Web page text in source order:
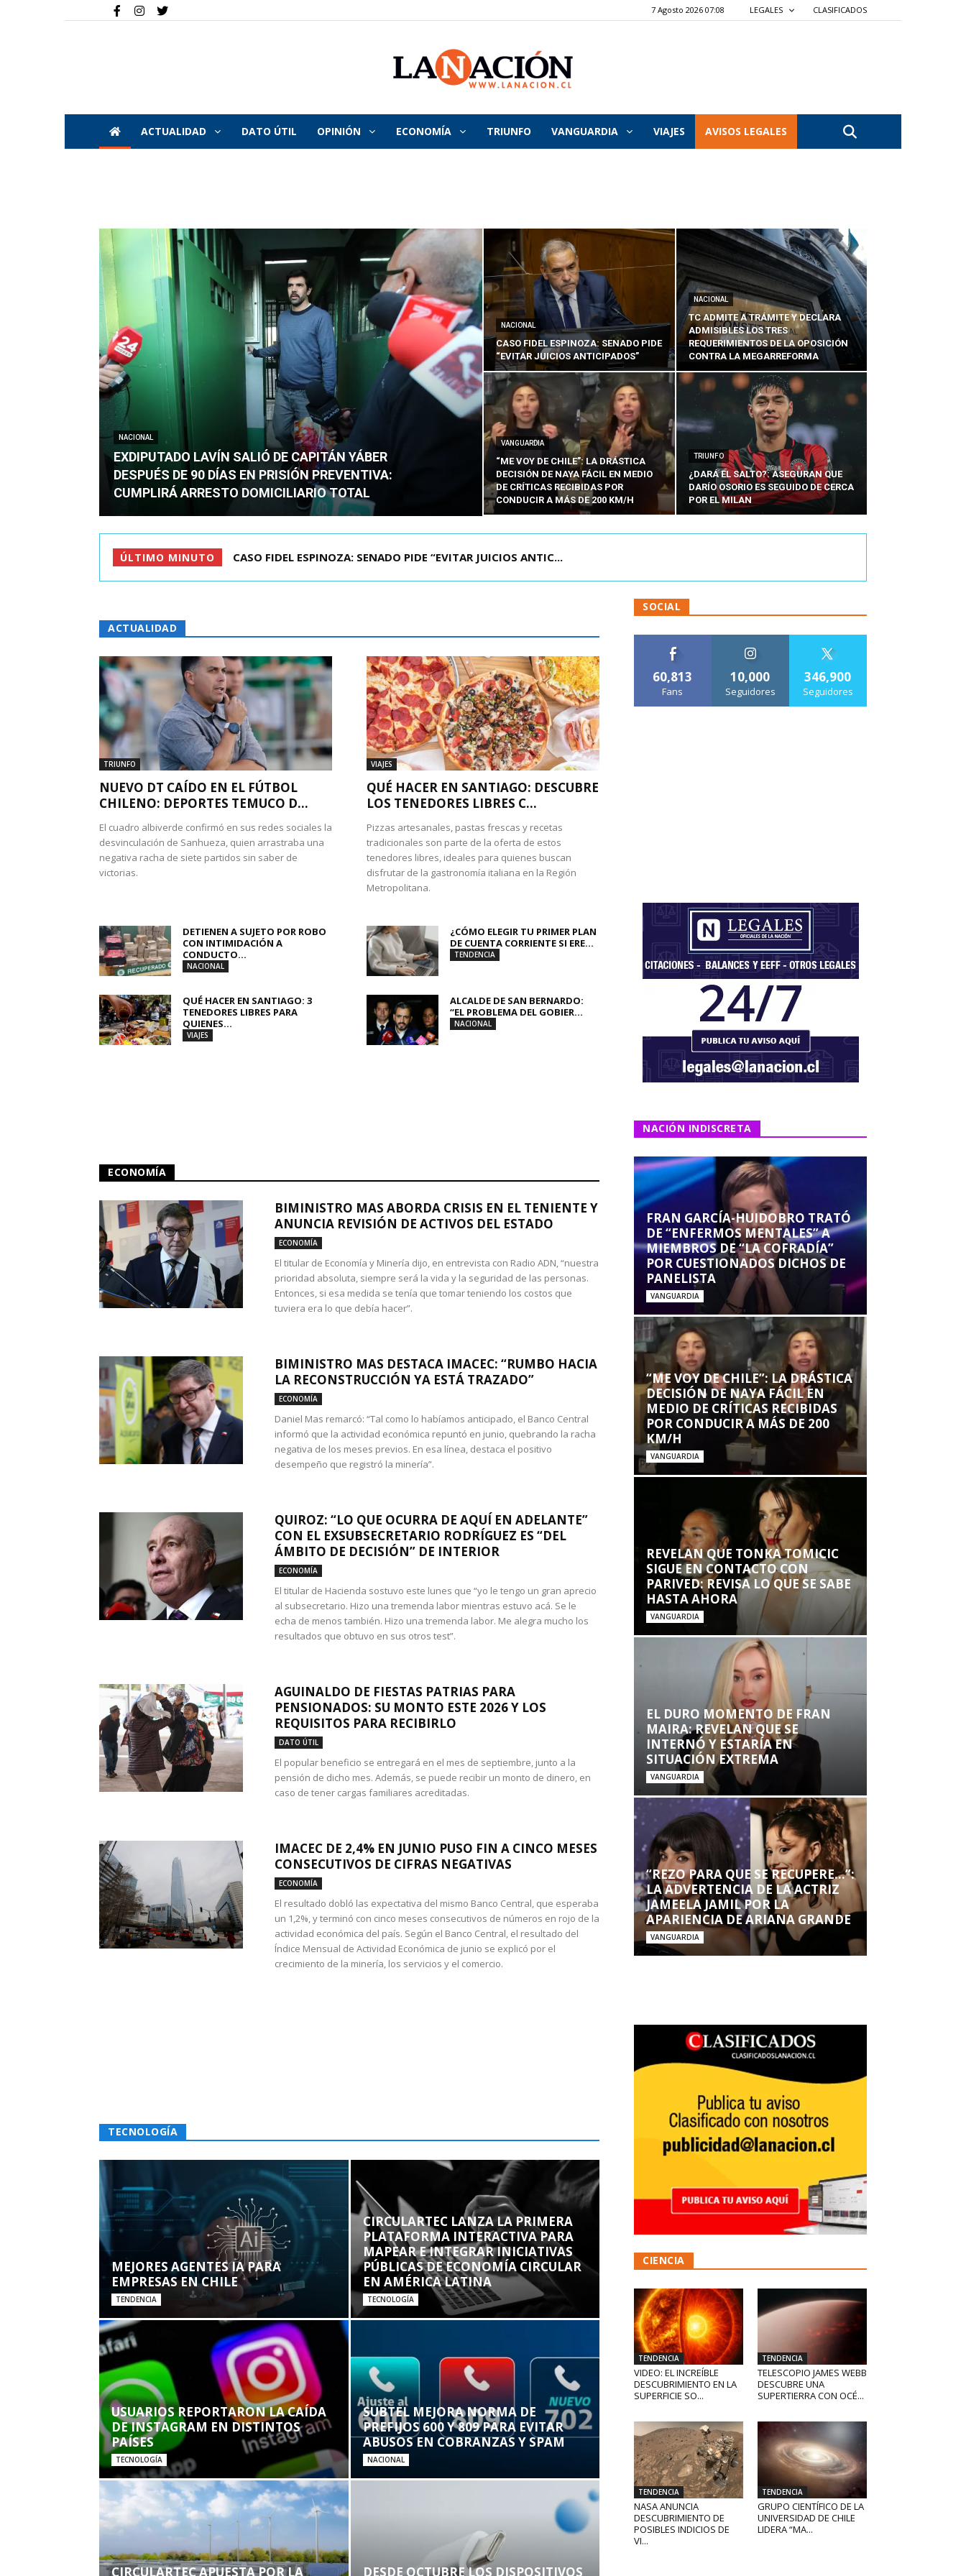
7 Agosto 2026 07:08 LEGALES CLASIFICADOS
La
Nación
ACTUALIDAD DATO ÚTIL OPINIÓN ECONOMÍA TRIUNFO VANGUARDIA VIAJES AVISOS LEGALES
NACIONAL
EXDIPUTADO LAVÍN SALIÓ DE CAPITÁN YÁBER
DESPUÉS DE 90 DÍAS EN PRISIÓN PREVENTIVA:
CUMPLIRÁ ARRESTO DOMICILIARIO TOTAL
NACIONAL
CASO FIDEL ESPINOZA: SENADO PIDE
“EVITAR JUICIOS ANTICIPADOS”
NACIONAL
TC ADMITE A TRÁMITE Y DECLARA
ADMISIBLES LOS TRES
REQUERIMIENTOS DE LA OPOSICIÓN
CONTRA LA MEGARREFORMA
VANGUARDIA
“ME VOY DE CHILE”: LA DRÁSTICA
DECISIÓN DE NAYA FÁCIL EN MEDIO
DE CRÍTICAS RECIBIDAS POR
CONDUCIR A MÁS DE 200 KM/H
TRIUNFO
¿DARÁ EL SALTO?: ASEGURAN QUE
DARÍO OSORIO ES SEGUIDO DE CERCA
POR EL MILAN
ÚLTIMO MINUTO TC ADMITE A TRÁMITE Y DECLARA ADMISIBLES LOS TRES REQU...
ACTUALIDAD
TRIUNFO
NUEVO DT CAÍDO EN EL FÚTBOL
CHILENO: DEPORTES TEMUCO D...
El cuadro albiverde confirmó en sus redes sociales la
desvinculación de Sanhueza, quien arrastraba una
negativa racha de siete partidos sin saber de
victorias.
VIAJES
QUÉ HACER EN SANTIAGO: DESCUBRE
LOS TENEDORES LIBRES C...
Pizzas artesanales, pastas frescas y recetas
tradicionales son parte de la oferta de estos
tenedores libres, ideales para quienes buscan
disfrutar de la gastronomía italiana en la Región
Metropolitana.
DETIENEN A SUJETO POR ROBO
CON INTIMIDACIÓN A
CONDUCTO...
NACIONAL
¿CÓMO ELEGIR TU PRIMER PLAN
DE CUENTA CORRIENTE SI ERE...
TENDENCIA
QUÉ HACER EN SANTIAGO: 3
TENEDORES LIBRES PARA
QUIENES...
VIAJES
ALCALDE DE SAN BERNARDO:
“EL PROBLEMA DEL GOBIER...
NACIONAL
ECONOMÍA
BIMINISTRO MAS ABORDA CRISIS EN EL TENIENTE Y
ANUNCIA REVISIÓN DE ACTIVOS DEL ESTADO
ECONOMÍA
El titular de Economía y Minería dijo, en entrevista con Radio ADN, “nuestra
prioridad absoluta, siempre será la vida y la seguridad de las personas.
Entonces, si esa medida se tenía que tomar teniendo los costos que
tuviera era lo que debía hacer”.
BIMINISTRO MAS DESTACA IMACEC: “RUMBO HACIA
LA RECONSTRUCCIÓN YA ESTÁ TRAZADO”
ECONOMÍA
Daniel Mas remarcó: “Tal como lo habíamos anticipado, el Banco Central
informó que la actividad económica repuntó en junio, quebrando la racha
negativa de los meses previos. En esa línea, destaca el positivo
desempeño que registró la minería”.
QUIROZ: “LO QUE OCURRA DE AQUÍ EN ADELANTE”
CON EL EXSUBSECRETARIO RODRÍGUEZ ES “DEL
ÁMBITO DE DECISIÓN” DE INTERIOR
ECONOMÍA
El titular de Hacienda sostuvo este lunes que “yo le tengo un gran aprecio
al subsecretario. Hizo una tremenda labor mientras estuvo acá. Se le
echa de menos también. Hizo una tremenda labor. Me alegra mucho los
resultados que obtuvo en sus otros test”.
AGUINALDO DE FIESTAS PATRIAS PARA
PENSIONADOS: SU MONTO ESTE 2026 Y LOS
REQUISITOS PARA RECIBIRLO
DATO ÚTIL
El popular beneficio se entregará en el mes de septiembre, junto a la
pensión de dicho mes. Además, se puede recibir un monto de dinero, en
caso de tener cargas familiares acreditadas.
IMACEC DE 2,4% EN JUNIO PUSO FIN A CINCO MESES
CONSECUTIVOS DE CIFRAS NEGATIVAS
ECONOMÍA
El resultado dobló las expectativa del mismo Banco Central, que esperaba
un 1,2%, y terminó con cinco meses consecutivos de números en rojo de la
actividad económica del país. Según el Banco Central, el resultado del
Índice Mensual de Actividad Económica de junio se explicó por el
crecimiento de la minería, los servicios y el comercio.
TECNOLOGÍA
MEJORES AGENTES IA PARA
EMPRESAS EN CHILE
TENDENCIA
CIRCULARTEC LANZA LA PRIMERA
PLATAFORMA INTERACTIVA PARA
MAPEAR E INTEGRAR INICIATIVAS
PÚBLICAS DE ECONOMÍA CIRCULAR
EN AMÉRICA LATINA
TECNOLOGÍA
USUARIOS REPORTARON LA CAÍDA
DE INSTAGRAM EN DISTINTOS
PAÍSES
TECNOLOGÍA
SUBTEL MEJORA NORMA DE
PREFIJOS 600 Y 809 PARA EVITAR
ABUSOS EN COBRANZAS Y SPAM
NACIONAL
CIRCULARTEC APUESTA POR LA DESDE OCTUBRE LOS DISPOSITIVOS
SOCIAL
60,813
Fans
10,000
Seguidores
346,900
Seguidores
NACIÓN INDISCRETA
FRAN GARCÍA-HUIDOBRO TRATÓ
DE “ENFERMOS MENTALES” A
MIEMBROS DE “LA COFRADÍA”
POR CUESTIONADOS DICHOS DE
PANELISTA
VANGUARDIA
“ME VOY DE CHILE”: LA DRÁSTICA
DECISIÓN DE NAYA FÁCIL EN
MEDIO DE CRÍTICAS RECIBIDAS
POR CONDUCIR A MÁS DE 200
KM/H
VANGUARDIA
REVELAN QUE TONKA TOMICIC
SIGUE EN CONTACTO CON
PARIVED: REVISA LO QUE SE SABE
HASTA AHORA
VANGUARDIA
EL DURO MOMENTO DE FRAN
MAIRA: REVELAN QUE SE
INTERNÓ Y ESTARÍA EN
SITUACIÓN EXTREMA
VANGUARDIA
“REZO PARA QUE SE RECUPERE…”:
LA ADVERTENCIA DE LA ACTRIZ
JAMEELA JAMIL POR LA
APARIENCIA DE ARIANA GRANDE
VANGUARDIA
CIENCIA
TENDENCIA
VIDEO: EL INCREÍBLE
DESCUBRIMIENTO EN LA
SUPERFICIE SO...
TENDENCIA
TELESCOPIO JAMES WEBB
DESCUBRE UNA
SUPERTIERRA CON OCÉ...
TENDENCIA
NASA ANUNCIA
DESCUBRIMIENTO DE
POSIBLES INDICIOS DE
VI...
TENDENCIA
GRUPO CIENTÍFICO DE LA
UNIVERSIDAD DE CHILE
LIDERA “MA...